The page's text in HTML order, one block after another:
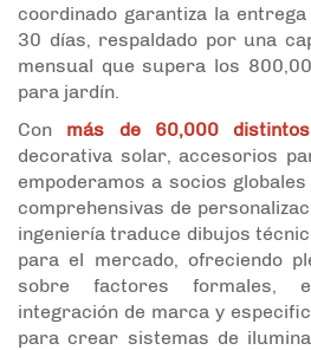
coordinado garantiza la
30 días, respaldado por una
mensual que supera los
para jardín.
Con más de 60,000
decorativa solar, accesorios
empoderamos a socios
comprehensivas de
ingeniería traduce dibujos
para el mercado, ofreciendo
sobre factores formales,
integración de marca y
para crear sistemas de